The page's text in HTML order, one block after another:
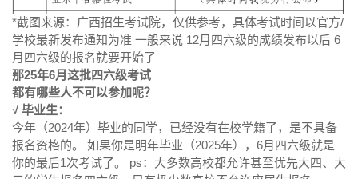
*截图来源：广西招生考试院，仅供参考，具体考试时间以官方/
学校最新发布通知为准 一般来说 12月四六级的成绩发布以后 6
月四六级的报名就要开始了
那25年6月这批四六级考试
都有哪些人不可以参加呢？
√ 毕业生：
今年（2024年）毕业的同学，已经没有在校学籍了，是不具备
报名资格的。 如果你是明年毕业（2025年），6月四六级就是
你的最后1次考试了。 ps：大多数高校都允许甚至优先大四、大